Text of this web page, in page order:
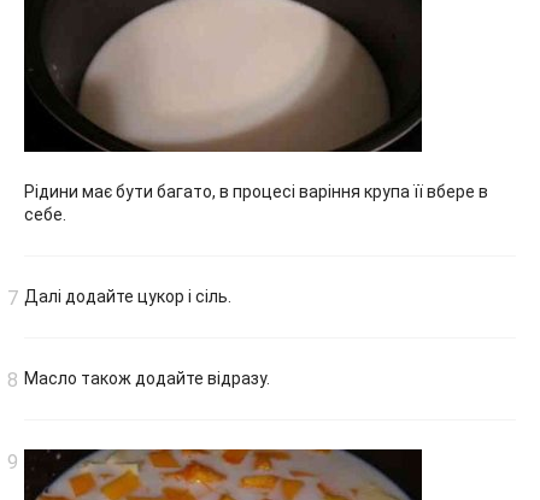
Рідини має бути багато, в процесі варіння крупа її вбере в
себе.
Далі додайте цукор і сіль.
Масло також додайте відразу.